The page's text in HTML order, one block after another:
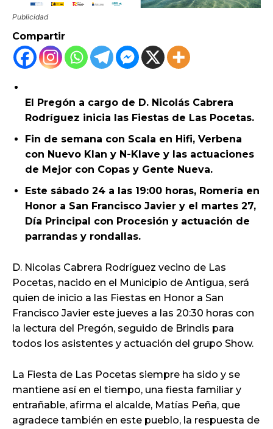
Publicidad
Compartir
El Pregón a cargo de D. Nicolás Cabrera
Rodríguez inicia las Fiestas de Las Pocetas.
Fin de semana con Scala en Hifi, Verbena
con Nuevo Klan y N-Klave y las actuaciones
de Mejor con Copas y Gente Nueva.
Este sábado 24 a las 19:00 horas, Romería en
Honor a San Francisco Javier y el martes 27,
Día Principal con Procesión y actuación de
parrandas y rondallas.
D. Nicolas Cabrera Rodríguez vecino de Las
Pocetas, nacido en el Municipio de Antigua, será
quien de inicio a las Fiestas en Honor a San
Francisco Javier este jueves a las 20:30 horas con
la lectura del Pregón, seguido de Brindis para
todos los asistentes y actuación del grupo Show.
La Fiesta de Las Pocetas siempre ha sido y se
mantiene así en el tiempo, una fiesta familiar y
entrañable, afirma el alcalde, Matías Peña, que
agradece también en este pueblo, la respuesta de